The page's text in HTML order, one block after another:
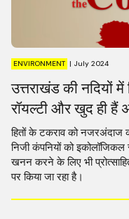
ENVIRONMENT | July 2024
उत्तराखंड की नदियों
रॉयल्टी और खुद ही हैं
हितों के टकराव को नजरअंदाज
निजी कंपनियों को
खनन करने के लिए भी
पर किया जा रहा है।